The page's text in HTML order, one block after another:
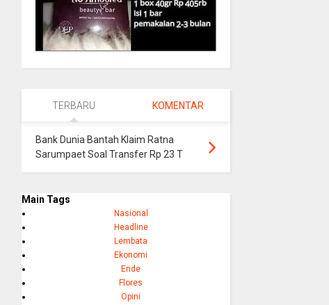
TERBARU KOMENTAR
Bank Dunia Bantah Klaim Ratna
Sarumpaet Soal Transfer Rp 23 T
Main Tags
Nasional
Headline
Lembata
Ekonomi
Ende
Flores
Opini